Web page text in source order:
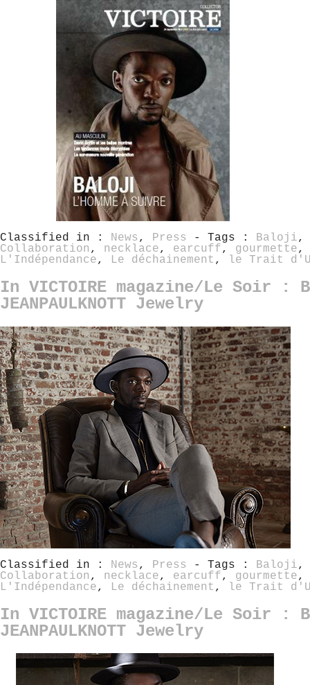
Classified in : News , Press - Tags : Baloji
Collaboration , necklace, earcuff, gourmette
L'Indépendance, Le déchainement , le Trait
In VICTOIRE magazine/Le Soir :
JEANPAULKNOTT Jewelry
Classified in : News , Press - Tags : Baloji
Collaboration , necklace, earcuff, gourmette
L'Indépendance, Le déchainement , le Trait
In VICTOIRE magazine/Le Soir :
JEANPAULKNOTT Jewelry